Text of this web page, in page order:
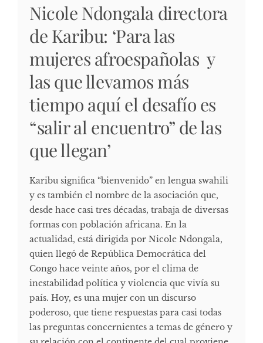
Nicole Ndongala directora
de Karibu: ‘Para las
mujeres afroespañolas y
las que llevamos más
tiempo aquí el desafío es
“salir al encuentro” de las
que llegan’
Karibu significa “bienvenido” en lengua swahili
y es también el nombre de la asociación que,
desde hace casi tres décadas, trabaja de diversas
formas con población africana. En la
actualidad, está dirigida por Nicole Ndongala,
quien llegó de República Democrática del
Congo hace veinte años, por el clima de
inestabilidad política y violencia que vivía su
país. Hoy, es una mujer con un discurso
poderoso, que tiene respuestas para casi todas
las preguntas concernientes a temas de género y